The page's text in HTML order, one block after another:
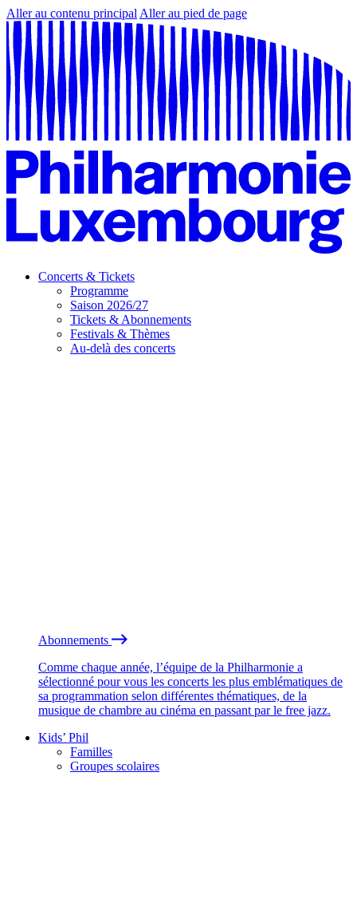
Aller au contenu principal Aller au pied de page
Concerts & Tickets
Programme
Saison 2026/27
Tickets & Abonnements
Festivals & Thèmes
Au-delà des concerts
Abonnements
Comme chaque année, l’équipe de la Philharmonie a
sélectionné pour vous les concerts les plus emblématiques de
sa programmation selon différentes thématiques, de la
musique de chambre au cinéma en passant par le free jazz.
Kids’ Phil
Familles
Groupes scolaires